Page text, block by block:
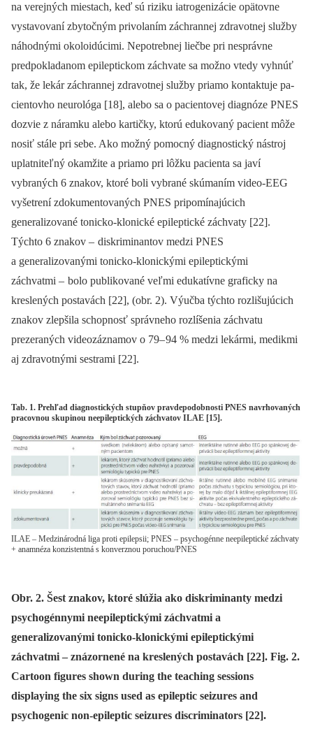
na verejných miestach, keď sú riziku iatrogenizácie opätovne
vystavovaní zbytočným privolaním záchran­nej zdravotnej služby
náhodnými okoloidúcimi. Nepotrebnej liečbe pri nesprávne
predpokladanom epileptickom záchvate sa možno vtedy vyhnúť
tak, že lekár záchran­nej zdravotnej služby priamo kontaktuje pa­
cientovho neurológa [18], alebo sa o pa­cientovej dia­gnóze PNES
dozvie z náramku alebo kartičky, ktorú edukovaný pa­cient môže
nosiť stále pri sebe. Ako možný pomocný dia­gnostický nástroj
uplatniteľný okamžite a priamo pri lôžku pa­cienta sa javí
vybraných 6 znakov, ktoré boli vybrané skúmaním video-EEG
vyšetrení zdokumentovaných PNES pripomínajúcich
generalizované tonicko-klonické epileptické záchvaty [22].
Týchto 6 znakov – diskriminantov medzi PNES
a generalizovanými tonicko-klonickými epileptickými
záchvatmi – bolo publikované veľmi edukatívne graficky na
kreslených postavách [22], (obr. 2). Výučba týchto rozlišujúcich
znakov zlepšila schopnosť správneho rozlíšenia záchvatu
prezeraných videozáznamov o 79–94 % medzi lekármi, medikmi
aj zdravotnými sestrami [22].
Tab. 1. Prehľad diagnostických stupňov pravdepodobnosti PNES navrhovaných
pracovnou skupinou neepileptických záchvatov ILAE [15].
ILAE – Medzinárodná liga proti epilepsii; PNES – psychogénne neepileptické záchvaty
+ anamnéza konzistentná s konverznou poruchou/PNES
Obr. 2. Šest znakov, ktoré slúžia ako diskriminanty medzi
psychogénnymi neepileptickými záchvatmi a
generalizovanými tonicko-klonickými epileptickými
záchvatmi – znázornené na kreslených postavách [22]. Fig. 2.
Cartoon figures shown during the teaching sessions
displaying the six signs used as epileptic seizures and
psychogenic non-epileptic seizures discriminators [22].